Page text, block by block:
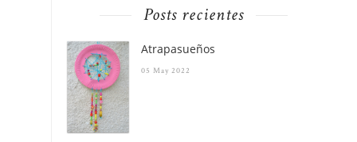
Posts recientes
Atrapasueños
05 May 2022